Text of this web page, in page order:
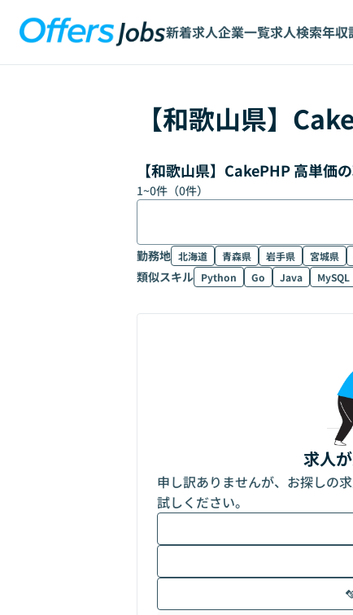
新着求人企業一覧求人検索年収
【和歌山県】
【和歌山県】CakePHP 高単価
1~0件（0件）
勤務地 北海道 青森県 岩手県 宮城県
類似スキル Python Go Java MySQL
求人
申し訳ありませんが、お探しの
試しください。